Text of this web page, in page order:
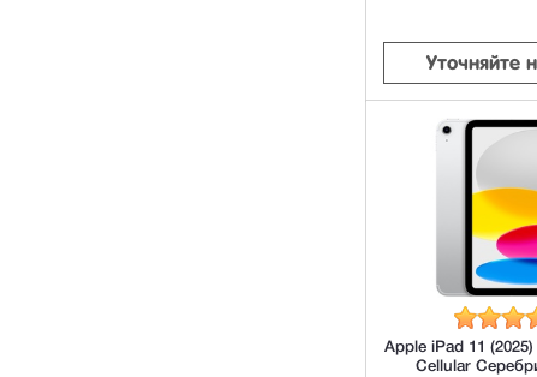
Уточняйте
Apple iPad 11
Cellular